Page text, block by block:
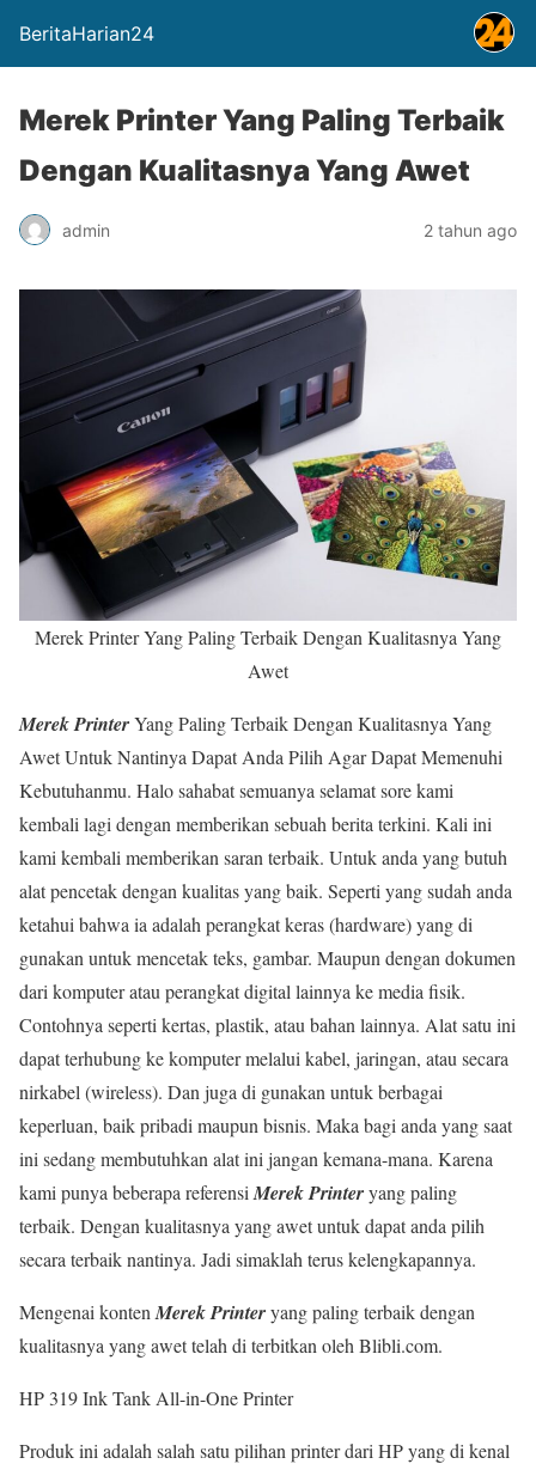
BeritaHarian24
Merek Printer Yang Paling Terbaik
Dengan Kualitasnya Yang Awet
admin 2 tahun ago
Merek Printer Yang Paling Terbaik Dengan Kualitasnya Yang
Awet
Merek PrinterYang Paling Terbaik Dengan Kualitasnya Yang
Awet Untuk Nantinya Dapat Anda Pilih Agar Dapat Memenuhi
Kebutuhanmu. Halo sahabat semuanya selamat sore kami
kembali lagi dengan memberikan sebuah berita terkini. Kali ini
kami kembali memberikan saran terbaik. Untuk anda yang butuh
alat pencetak dengan kualitas yang baik. Seperti yang sudah anda
ketahui bahwa ia adalah perangkat keras (hardware) yang di
gunakan untuk mencetak teks, gambar. Maupun dengan dokumen
dari komputer atau perangkat digital lainnya ke media fisik.
Contohnya seperti kertas, plastik, atau bahan lainnya. Alat satu ini
dapat terhubung ke komputer melalui kabel, jaringan, atau secara
nirkabel (wireless). Dan juga di gunakan untuk berbagai
keperluan, baik pribadi maupun bisnis. Maka bagi anda yang saat
ini sedang membutuhkan alat ini jangan kemana-mana. Karena
kami punya beberapa referensi Merek Printeryang paling
terbaik. Dengan kualitasnya yang awet untuk dapat anda pilih
secara terbaik nantinya. Jadi simaklah terus kelengkapannya.
Mengenai konten Merek Printeryang paling terbaik dengan
kualitasnya yang awet telah di terbitkan oleh Blibli.com.
HP 319 Ink Tank All-in-One Printer
Produk ini adalah salah satu pilihan printer dari HP yang di kenal